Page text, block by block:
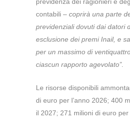
contabili – coprirà una parte
previdenziali dovuti dai datori
esclusione dei premi Inail, e
per un massimo di
ciascun rapporto agevolato”.
Le risorse disponibili
di euro per l’anno 2026; 400
il 2027; 271 milioni di euro per